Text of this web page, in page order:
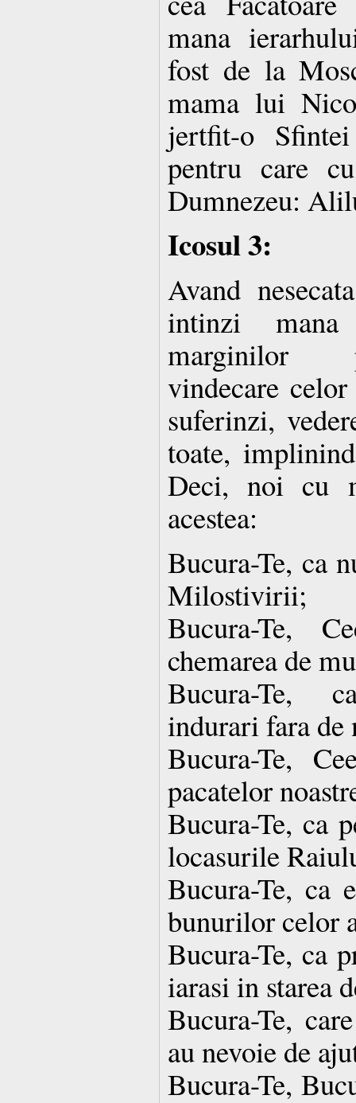
mana
fost de la
mama lui
jertfit-o
pentru care
Dumnezeu:
Icosul 3:
Avand
intinzi
marginilor
vindecare
suferinzi,
toate,
Deci, noi cu
acestea:
Bucura-Te, ca
Milostivirii;
Bucura-Te,
chemarea de
Bucura-Te,
indurari fara de
Bucura-Te,
pacatelor
Bucura-Te, ca
locasurile
Bucura-Te, ca
bunurilor celor
Bucura-Te, ca
iarasi in starea
Bucura-Te,
au nevoie de
Bucura-Te,